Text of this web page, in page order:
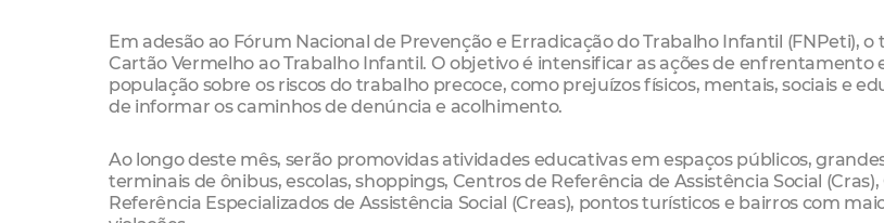
Em adesão ao Fórum Nacional de Prevenção e Erradicação do Trabalho Infantil (FNPeti), o
Cartão Vermelho ao Trabalho Infantil. O objetivo é intensificar as ações de enfrentamento
população sobre os riscos do trabalho precoce, como prejuízos físicos, mentais, sociais e
de informar os caminhos de denúncia e acolhimento.
Ao longo deste mês, serão promovidas atividades educativas em espaços públicos,
terminais de ônibus, escolas, shoppings, Centros de Referência de Assistência Social
Referência Especializados de Assistência Social (Creas), pontos turísticos e bairros com